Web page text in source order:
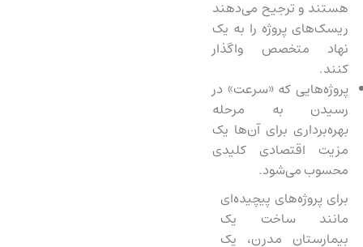
هستند و ترجیح می‌دهند
ریسک‌های پروژه را به یک
نهاد متخصص واگذار
کنند.
پروژه‌هایی که «سرعت» در
رسیدن به مرحله
بهره‌برداری برای آن‌ها یک
مزیت اقتصادی کلیدی
محسوب می‌شود.
برای پروژه‌های پیچیده‌ای
مانند ساخت یک
بیمارستان مدرن، یک